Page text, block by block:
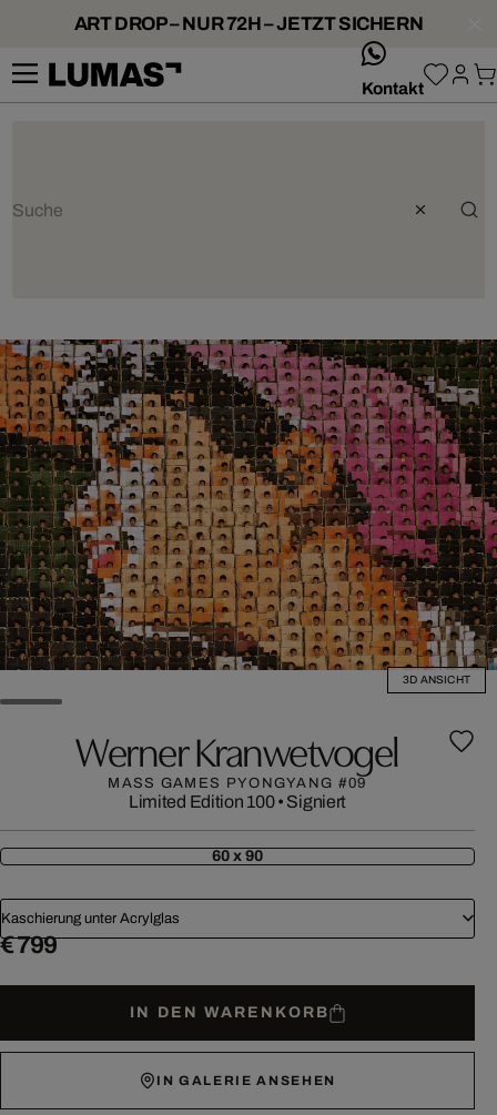
ART DROP – NUR 72H – JETZT SICHERN
Kontakt
3D ANSICHT
Werner Kranwetvogel
MASS GAMES PYONGYANG #09
Limited Edition 100• Signiert
60 x 90
Kaschierung unter Acrylglas
€ 799
IN DEN WARENKORB
IN GALERIE ANSEHEN